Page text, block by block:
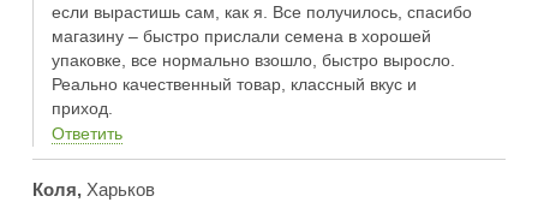
если вырастишь сам, как я. Все получилось, спасибо
магазину – быстро прислали семена в хорошей
упаковке, все нормально взошло, быстро выросло.
Реально качественный товар, классный вкус и
приход.
Ответить
Коля,Харьков